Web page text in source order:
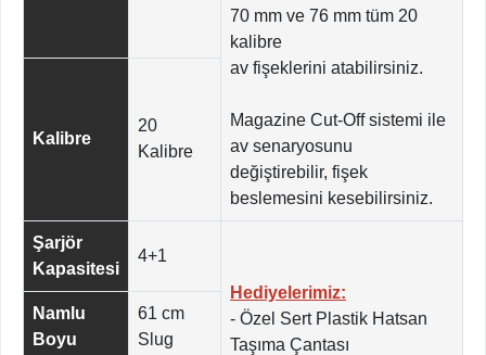
70 mm ve 76 mm tüm 20
kalibre
av fişeklerini atabilirsiniz.
Magazine Cut-Off sistemi ile
av senaryosunu
değiştirebilir, fişek
beslemesini kesebilirsiniz.
Kalibre
20
Kalibre
Şarjör
Kapasitesi
4+1
Hediyelerimiz:
- Özel Sert Plastik Hatsan
Taşıma Çantası
Namlu
Boyu
61 cm
Slug